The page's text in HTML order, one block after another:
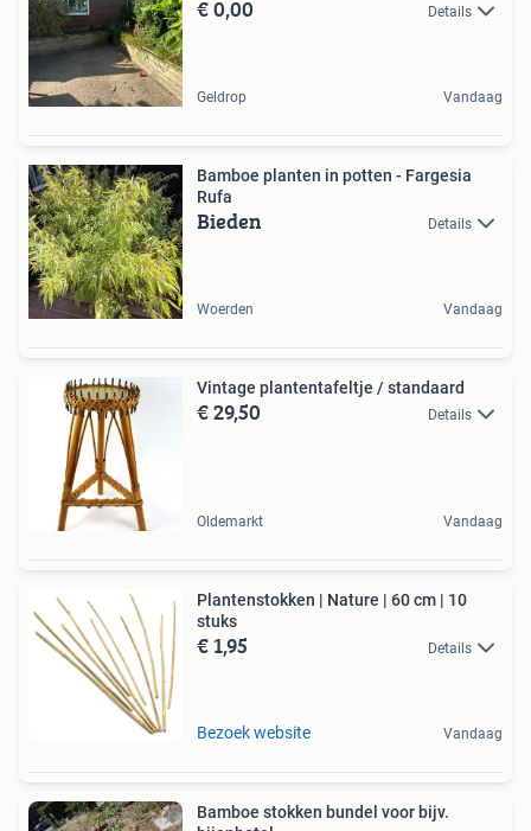
€ 0,00 Details
Geldrop Vandaag
Bamboe planten in potten - Fargesia
Rufa
Bieden Details
Woerden Vandaag
Vintage plantentafeltje / standaard
€ 29,50 Details
Oldemarkt Vandaag
Plantenstokken | Nature | 60 cm | 10
stuks
€ 1,95 Details
Bezoek website Vandaag
Bamboe stokken bundel voor bijv.